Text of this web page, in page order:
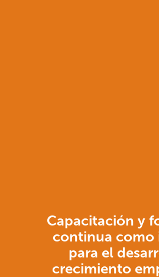
Capacitación y
continua como
para el
crecimiento